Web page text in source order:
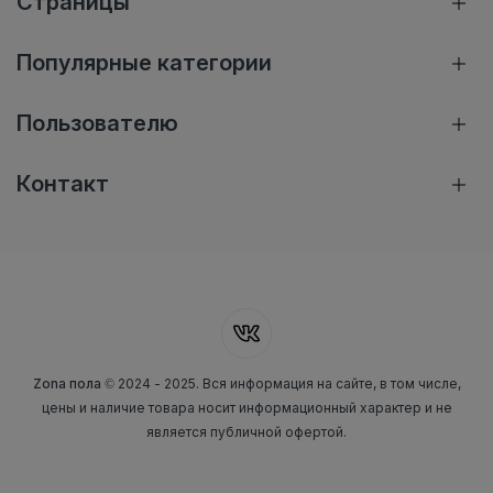
Популярные категории
Пользователю
Контакт
Zona пола © 2024 - 2025. Вся информация на сайте, в том числе,
цены и наличие товара носит информационный характер и не
является публичной офертой.